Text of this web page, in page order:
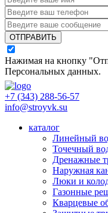
ОТПРАВИТЬ
Нажимая на кнопку
Персональных данных.
+7 (343) 288-56-57
info@stroyvk.su
каталог
Линейный
Точечный
Дренажные
Наружная
Люки и
Газонные
Кварцевые